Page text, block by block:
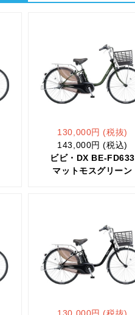
130,000円 (税抜)
143,000円 (税込)
ビビ・DX BE-FD633
マットモスグリーン
130,000円 (税抜)